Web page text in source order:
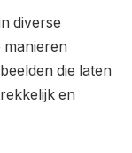
diverse
die laten
en